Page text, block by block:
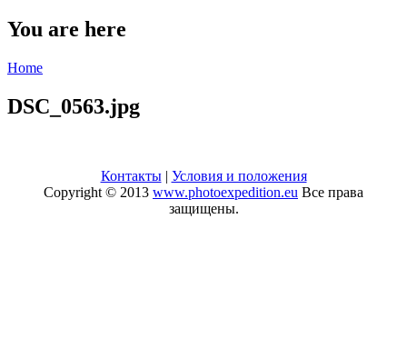
You are here
Home
DSC_0563.jpg
Контакты| Условия и положения
Copyright © 2013 www.photoexpedition.eu Все права
защищены.